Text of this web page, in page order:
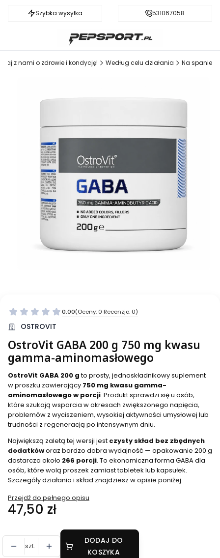
Szybka wysyłka Darmowa dostawa od 199 zł
531067058
z nami o zdrowie i kondycję! Według celu działania Na spanie
0.00(Oceny: 0 Recenzje: 0)
OSTROVIT
OstroVit GABA 200 g 750 mg kwasu
gamma-aminomasłowego
OstroVit GABA 200 gto prosty, jednoskładnikowy suplement
w proszku zawierający 750 mg kwasu gamma-
aminomasłowego w porcji. Produkt sprawdzi się u osób,
które szukają wsparcia w okresach zwiększonego napięcia,
problemów z wyciszeniem, wysokiej aktywności umysłowej lub
trudności z regeneracją po intensywnym dniu.
Największą zaletą tej wersji jest czysty skład bez zbędnych
dodatkóworaz bardzo dobra wydajność — opakowanie 200 g
dostarcza około 266 porcji. To ekonomiczna forma GABA dla
osób, które wolą proszek zamiast tabletek lub kapsułek.
Szczegóły działania i skład znajdziesz w opisie poniżej.
Przejdź do pełnego opisu
Cena
47,50 zł
szt.
DODAJ DO
KOSZYKA